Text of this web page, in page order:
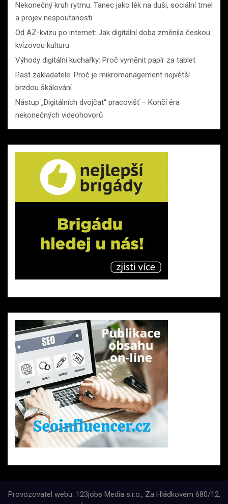
Nekonečný kruh rytmu: Tanec jako lék na duši, sociální tmel
a projev nespoutanosti
Od AZ-kvízu po internet: Jak digitální doba změnila českou
kvízovou kulturu
Výhody digitální kuchařky: Proč vyměnit papír za tablet
Past zakladatele: Proč je mikromanagement největší
brzdou škálování
Nástup „Digitálních dvojčat“ pracovišť – Končí éra
nekonečných videohovorů
Provozovatel webu: 123jobs Media s.r.o., Za Hládkovem 680/12,